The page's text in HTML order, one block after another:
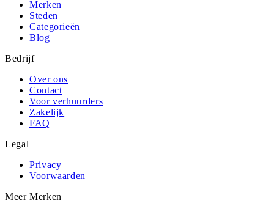
Merken
Steden
Categorieën
Blog
Bedrijf
Over ons
Contact
Voor verhuurders
Zakelijk
FAQ
Legal
Privacy
Voorwaarden
Meer Merken